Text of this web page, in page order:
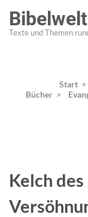
Inhalt
springen
Bibelwelt
Texte und Themen
Start >
Bücher >
Kelch